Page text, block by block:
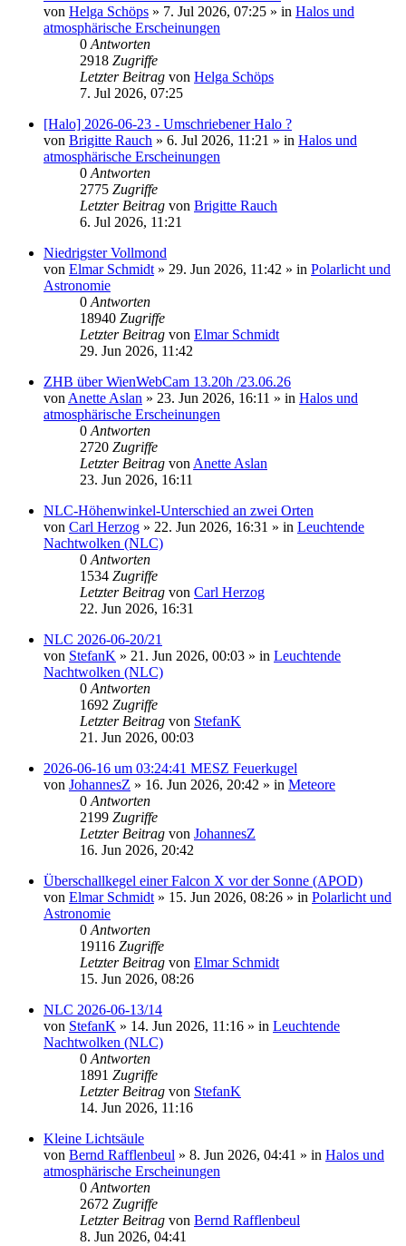
von Helga Schöps » 7. Jul 2026, 07:25 » in Halos und
atmosphärische Erscheinungen
0 Antworten
2918 Zugriffe
Letzter Beitrag von Helga Schöps
7. Jul 2026, 07:25
[Halo] 2026-06-23 - Umschriebener Halo ?
von Brigitte Rauch » 6. Jul 2026, 11:21 » in Halos und
atmosphärische Erscheinungen
0 Antworten
2775 Zugriffe
Letzter Beitrag von Brigitte Rauch
6. Jul 2026, 11:21
Niedrigster Vollmond
von Elmar Schmidt » 29. Jun 2026, 11:42 » in Polarlicht und
Astronomie
0 Antworten
18940 Zugriffe
Letzter Beitrag von Elmar Schmidt
29. Jun 2026, 11:42
ZHB über WienWebCam 13.20h /23.06.26
von Anette Aslan » 23. Jun 2026, 16:11 » in Halos und
atmosphärische Erscheinungen
0 Antworten
2720 Zugriffe
Letzter Beitrag von Anette Aslan
23. Jun 2026, 16:11
NLC-Höhenwinkel-Unterschied an zwei Orten
von Carl Herzog » 22. Jun 2026, 16:31 » in Leuchtende
Nachtwolken (NLC)
0 Antworten
1534 Zugriffe
Letzter Beitrag von Carl Herzog
22. Jun 2026, 16:31
NLC 2026-06-20/21
von StefanK » 21. Jun 2026, 00:03 » in Leuchtende
Nachtwolken (NLC)
0 Antworten
1692 Zugriffe
Letzter Beitrag von StefanK
21. Jun 2026, 00:03
2026-06-16 um 03:24:41 MESZ Feuerkugel
von JohannesZ » 16. Jun 2026, 20:42 » in Meteore
0 Antworten
2199 Zugriffe
Letzter Beitrag von JohannesZ
16. Jun 2026, 20:42
Überschallkegel einer Falcon X vor der Sonne (APOD)
von Elmar Schmidt » 15. Jun 2026, 08:26 » in Polarlicht und
Astronomie
0 Antworten
19116 Zugriffe
Letzter Beitrag von Elmar Schmidt
15. Jun 2026, 08:26
NLC 2026-06-13/14
von StefanK » 14. Jun 2026, 11:16 » in Leuchtende
Nachtwolken (NLC)
0 Antworten
1891 Zugriffe
Letzter Beitrag von StefanK
14. Jun 2026, 11:16
Kleine Lichtsäule
von Bernd Rafflenbeul » 8. Jun 2026, 04:41 » in Halos und
atmosphärische Erscheinungen
0 Antworten
2672 Zugriffe
Letzter Beitrag von Bernd Rafflenbeul
8. Jun 2026, 04:41